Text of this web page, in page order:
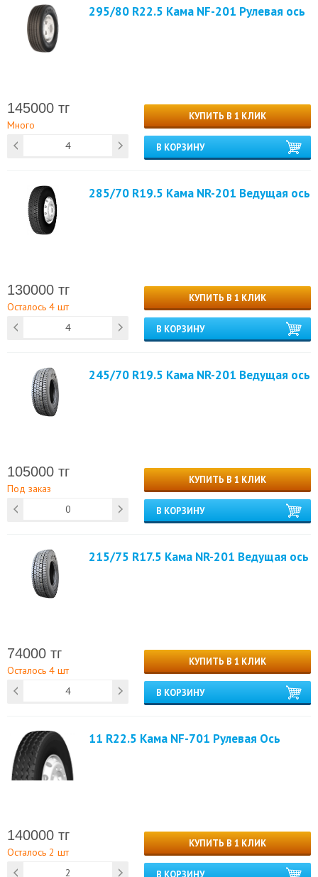
295/80 R22.5 Кама NF-201 Рулевая ось
145000 тг
Много
КУПИТЬ В 1 КЛИК
В КОРЗИНУ
285/70 R19.5 Кама NR-201 Ведущая ось
130000 тг
Осталось 4 шт
КУПИТЬ В 1 КЛИК
В КОРЗИНУ
245/70 R19.5 Кама NR-201 Ведущая ось
105000 тг
Под заказ
КУПИТЬ В 1 КЛИК
В КОРЗИНУ
215/75 R17.5 Кама NR-201 Ведущая ось
74000 тг
Осталось 4 шт
КУПИТЬ В 1 КЛИК
В КОРЗИНУ
11 R22.5 Кама NF-701 Рулевая Ось
140000 тг
Осталось 2 шт
КУПИТЬ В 1 КЛИК
В КОРЗИНУ